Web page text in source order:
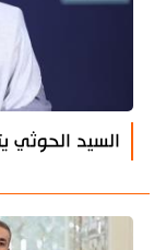
السيد الحوثي